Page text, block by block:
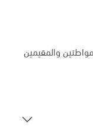
والمقيمين